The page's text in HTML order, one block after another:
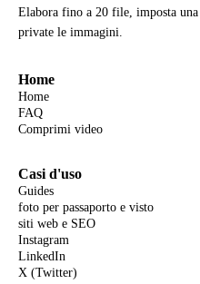
Elabora fino a 20 file, imposta
private le immagini.
Home
Home
FAQ
Comprimi video
Casi d'uso
Guides
foto per passaporto e visto
siti web e SEO
Instagram
LinkedIn
X (Twitter)